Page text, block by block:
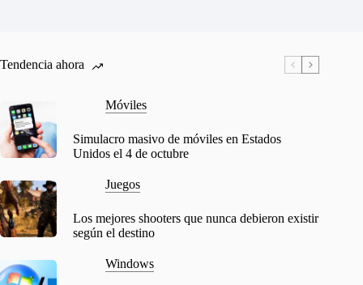
Tendencia ahora
Móviles
Simulacro masivo de móviles en Estados
Unidos el 4 de octubre
Juegos
Los mejores shooters que nunca debieron existir
según el destino
Windows